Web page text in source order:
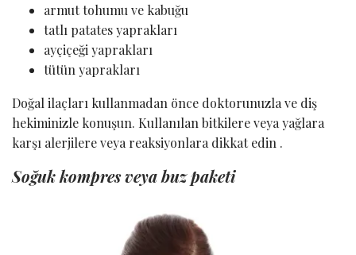
armut tohumu ve kabuğu
tatlı patates yaprakları
ayçiçeği yaprakları
tütün yaprakları
Doğal ilaçları kullanmadan önce doktorunuzla ve diş
hekiminizle konuşun. Kullanılan bitkilere veya yağlara
karşı alerjilere veya reaksiyonlara dikkat edin .
Soğuk kompres veya buz paketi